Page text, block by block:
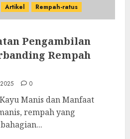
Artikel Rempah-ratus
Pengambilan
Rempah
0
Manis dan Manfaat
rempah yang